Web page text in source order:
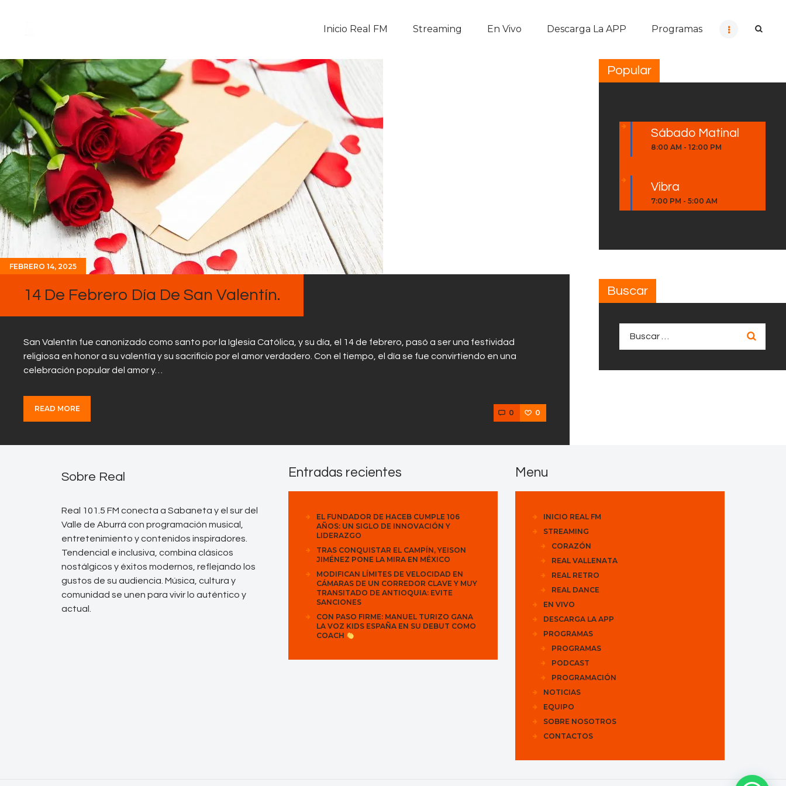
Inicio Real FM Streaming En Vivo Descarga La APP Programas
En Vivo
Descarga La APP
Programas
Noticias
Equipo
Sobre Nosotros
Contactos
FEBRERO 14, 2025
14 De Febrero Día De San Valentín.
San Valentín fue canonizado como santo por la Iglesia Católica, y su día, el 14 de febrero, pasó a ser una festividad
religiosa en honor a su valentía y su sacrificio por el amor verdadero. Con el tiempo, el día se fue convirtiendo en una
celebración popular del amor y…
READ MORE 0 0
Popular
Sábado Matinal
8:00 AM -12:00 PM
Vibra
7:00 PM -5:00 AM
Buscar
Sobre Real
Real 101.5 FM conecta a Sabaneta y el sur del
Valle de Aburrá con programación musical,
entretenimiento y contenidos inspiradores.
Tendencial e inclusiva, combina clásicos
nostálgicos y éxitos modernos, reflejando los
gustos de su audiencia. Música, cultura y
comunidad se unen para vivir lo auténtico y
actual.
Entradas recientes
EL FUNDADOR DE HACEB CUMPLE 106
AÑOS: UN SIGLO DE INNOVACIÓN Y
LIDERAZGO
TRAS CONQUISTAR EL CAMPÍN, YEISON
JIMÉNEZ PONE LA MIRA EN MÉXICO
MODIFICAN LÍMITES DE VELOCIDAD EN
CÁMARAS DE UN CORREDOR CLAVE Y MUY
TRANSITADO DE ANTIOQUIA: EVITE
SANCIONES
CON PASO FIRME: MANUEL TURIZO GANA
LA VOZ KIDS ESPAÑA EN SU DEBUT COMO
COACH
Menu
INICIO REAL FM
STREAMING
CORAZÓN
REAL VALLENATA
REAL RETRO
REAL DANCE
EN VIVO
DESCARGA LA APP
PROGRAMAS
PROGRAMAS
PODCAST
PROGRAMACIÓN
NOTICIAS
EQUIPO
SOBRE NOSOTROS
CONTACTOS